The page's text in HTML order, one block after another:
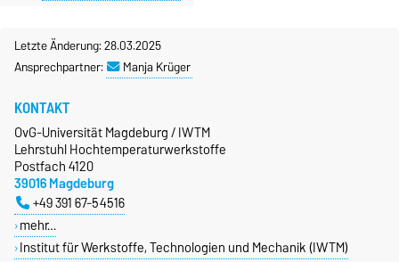
Letzte Änderung: 28.03.2025
Ansprechpartner:
Manja Krüger
KONTAKT
OvG-Universität Magdeburg / IWTM
Lehrstuhl Hochtemperaturwerkstoffe
Postfach 4120
39016 Magdeburg
+49 391 67-54516
mehr…
Institut für Werkstoffe, Technologien und Mechanik (IWTM)